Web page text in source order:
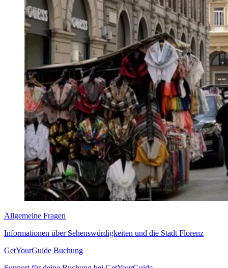
Allgemeine Fragen
Informationen über Sehenswürdigkeiten und die Stadt Florenz
GetYourGuide Buchung